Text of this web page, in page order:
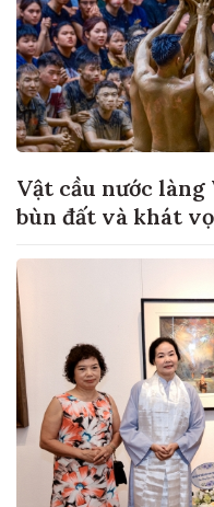
Vật cầu nước làng
bùn đất và khát